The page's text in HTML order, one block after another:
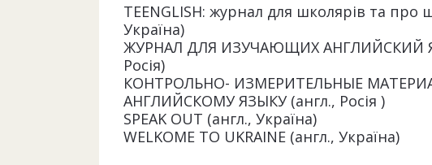
TEENGLISH: журнал для школярів та про
Україна)
ЖУРНАЛ ДЛЯ ИЗУЧАЮЩИХ АНГЛИЙСКИЙ
Росія)
КОНТРОЛЬНО- ИЗМЕРИТЕЛЬНЫЕ
АНГЛИЙСКОМУ ЯЗЫКУ (англ., Росія )
SPEAK OUT (англ., Україна)
WELKOME TO UKRAINE (англ., Україна)